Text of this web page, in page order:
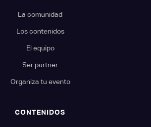
La comunidad
Los contenidos
El equipo
Ser partner
Organiza tu evento
CONTENIDOS